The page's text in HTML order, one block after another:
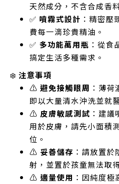
天然成分，不含合成香
✅ 噴霧式設計 ：精密壓
費每一滴珍貴精油。
✅ 多功能萬用瓶 ：從食
搞定生活多種需求。
❄️ 注意事項
⚠️ 避免接觸眼周 ：薄
即以大量清水沖洗並就
⚠️ 皮膚敏感測試 ：建
用於皮膚，請先小面積
位。
⚠️ 妥善儲存 ：請放置
射，並置於孩童無法取
⚠️ 適量使用 ：因純度